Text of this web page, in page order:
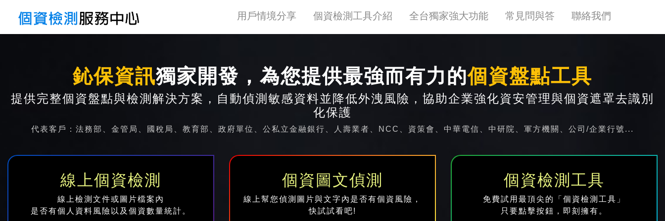
用戶情境分享 個資檢測工具介紹 全台獨家強大功能 常見問與答 聯絡我們
鈊保資訊獨家開發，為您提供最強而有力的個資盤點工具
提供完整個資盤點與檢測解決方案，自動偵測敏感資料並降低外洩風險，協助企業強化資安管理與個資遮罩去識別
化保護
代表客戶：法務部、金管局、國稅局、教育部、政府單位、公私立金融銀行、人壽業者、NCC、資策會、中華電信、中研院、軍方機關、公司/企業行號...
線上個資檢測
線上檢測文件或圖片檔案內
是否有個人資料風險以及個資數量統計。
個資圖文偵測
線上幫您偵測圖片與文字內是否有個資風險，
快試試看吧!
個資檢測工具
免費試用最頂尖的「個資檢測工具」
只要點擊按鈕，即刻擁有。